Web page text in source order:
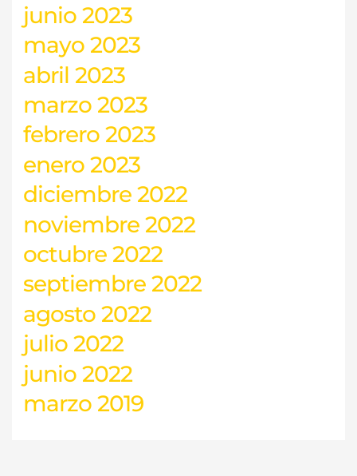
junio 2023
mayo 2023
abril 2023
marzo 2023
febrero 2023
enero 2023
diciembre 2022
noviembre 2022
octubre 2022
septiembre 2022
agosto 2022
julio 2022
junio 2022
marzo 2019